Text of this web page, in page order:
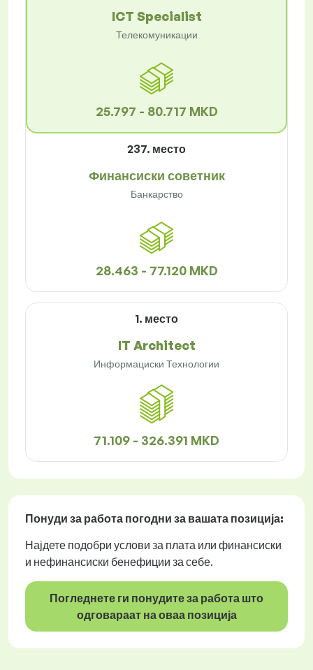
ICT Specialist
Телекомуникации
25.797 - 80.717 MKD
237. место
Финансиски советник
Банкарство
28.463 - 77.120 MKD
1. место
IT Architect
Информациски Технологии
71.109 - 326.391 MKD
Понуди за работа погодни за вашата позиција:
Најдете подобри услови за плата или финансиски
и нефинансиски бенефиции за себе.
Погледнете ги понудите за работа што
одговараат на оваа позиција